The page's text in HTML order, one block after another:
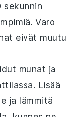
sekunnin
Varo
eivät muutu
munat ja
Lisää
ja lämmitä